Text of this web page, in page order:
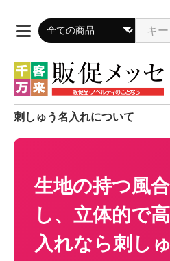
刺しゅう名入れについて
生地の持つ風
し、立体的で
入れなら刺し